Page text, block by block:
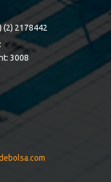
(2) 2178442
3008